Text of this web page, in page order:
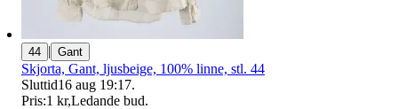
44 | Gant
Skjorta, Gant, ljusbeige, 100% linne, stl. 44
Sluttid16 aug 19:17.
Pris:1 kr,Ledande bud.